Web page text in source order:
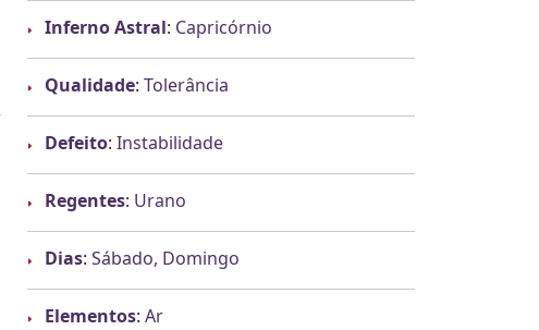
Inferno Astral: Capricórnio
Qualidade: Tolerância
Defeito: Instabilidade
Regentes: Urano
Dias: Sábado, Domingo
Elementos: Ar